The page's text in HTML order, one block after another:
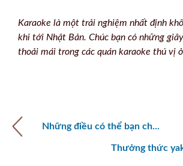
Karaoke là một trải nghiệm nhất định
khi tới Nhật Bản. Chúc bạn có những
thoải mái trong các quán karaoke thú vị
Những điều có thể bạn ch...
Thưởng thức